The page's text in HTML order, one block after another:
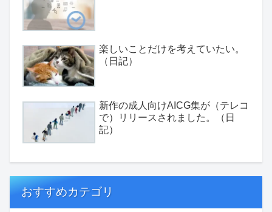
楽しいことだけを考えていたい。
（日記）
新作の成人向けAICG集が（テレコ
で）リリースされました。（日
記）
おすすめカテゴリ